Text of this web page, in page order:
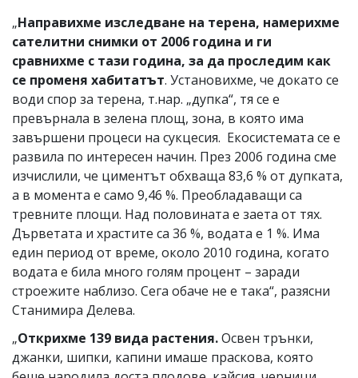
„Направихме изследване на терена, намерихме
сателитни снимки от 2006 година и ги
сравнихме с тази година, за да проследим как
се променя хабитатът. Установихме, че докато се
води спор за терена, т.нар. „дупка“, тя се е
превърнала в зелена площ, зона, в която има
завършени процеси на сукцесия. Екосистемата се е
развила по интересен начин. През 2006 година сме
изчислили, че циментът обхваща 83,6 % от дупката,
а в момента е само 9,46 %. Преобладаващи са
тревните площи. Над половината е заета от тях.
Дърветата и храстите са 36 %, водата е 1 %. Има
един период от време, около 2010 година, когато
водата е била много голям процент – заради
строежите наблизо. Сега обаче не е така“, разясни
Станимира Делева.
„Открихме 139 вида растения.Освен трънки,
джанки, шипки, капини имаше праскова, която